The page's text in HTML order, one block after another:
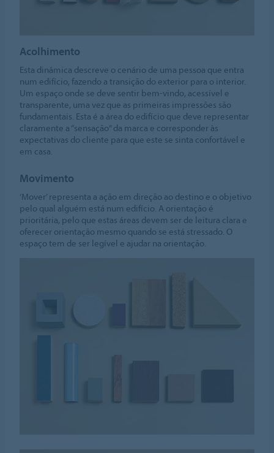
Acolhimento
Esta dinâmica descreve o cenário de uma pessoa que entra
num edifício, fazendo a transição do exterior para o interior.
Um espaço onde se deve sentir bem-vindo, acessível e
transparente, uma vez que as primeiras impressões são
fundamentais. Esta é a área do edifício que deve representar
claramente a “sensação” da marca e corresponder às
expectativas do cliente para que este se sinta confortável e
em casa.
Movimento
‘Mover’ representa a ação em direção ao destino e o objetivo
pelo qual alguém está num edifício. A orientação é
prioritária, pelo que estas áreas devem ser de leitura clara e
oferecer orientação mesmo quando se está stressado. O
espaço tem de ser legível e ajudar na orientação.